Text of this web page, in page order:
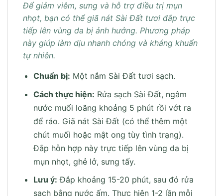
Để giảm viêm, sưng và hỗ trợ điều trị mụn
nhọt, bạn có thể giã nát Sài Đất tươi đắp trực
tiếp lên vùng da bị ảnh hưởng. Phương pháp
này giúp làm dịu nhanh chóng và kháng khuẩn
tự nhiên.
Chuẩn bị: Một nắm Sài Đất tươi sạch.
Cách thực hiện: Rửa sạch Sài Đất, ngâm
nước muối loãng khoảng 5 phút rồi vớt ra
để ráo. Giã nát Sài Đất (có thể thêm một
chút muối hoặc mật ong tùy tình trạng).
Đắp hỗn hợp này trực tiếp lên vùng da bị
mụn nhọt, ghẻ lở, sưng tấy.
Lưu ý: Đắp khoảng 15-20 phút, sau đó rửa
sạch bằng nước ấm. Thực hiện 1-2 lần mỗi